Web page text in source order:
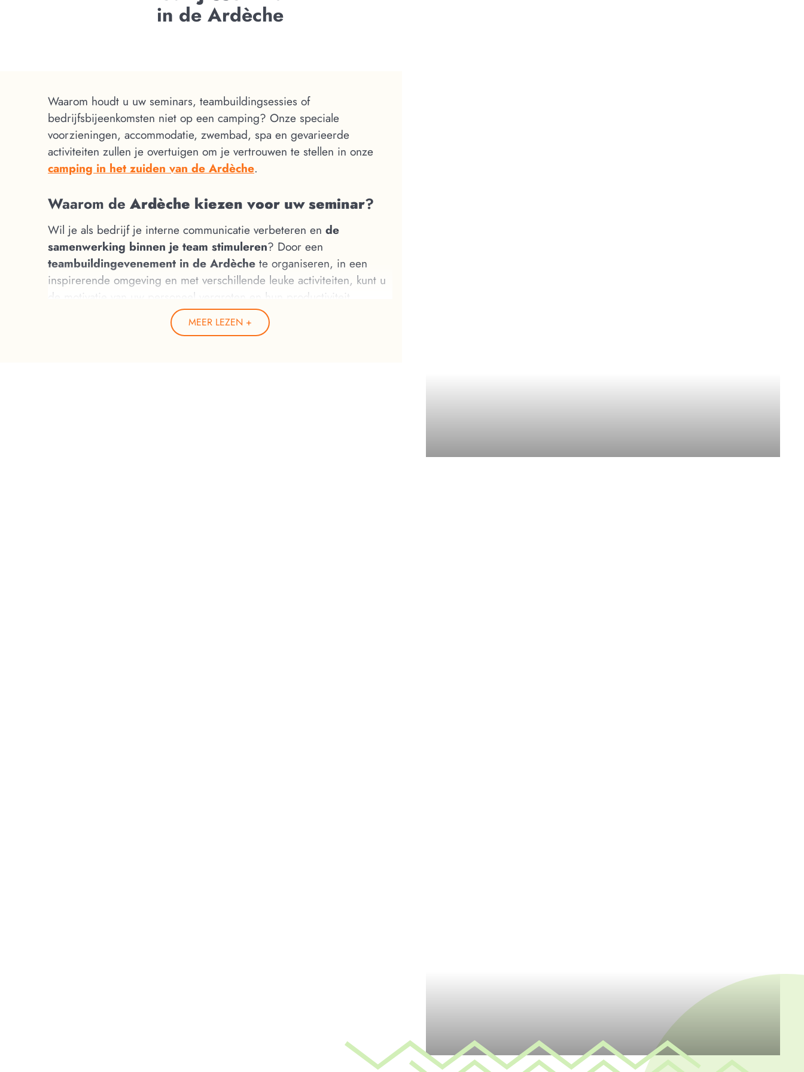
in de Ardèche
Waarom houdt u uw seminars, teambuildingsessies of
bedrijfsbijeenkomsten niet op een camping? Onze speciale
voorzieningen, accommodatie, zwembad, spa en gevarieerde
activiteiten zullen je overtuigen om je vertrouwen te stellen in onze
camping in het zuiden van de Ardèche.
Waarom de Ardèche kiezen voor uw seminar?
MEER LEZEN
Wil je als bedrijf je interne communicatie verbeteren en de
samenwerking binnen je team stimuleren? Door een
teambuildingevenement in de Ardèche te organiseren, in een
inspirerende omgeving en met verschillende leuke activiteiten, kunt u
de motivatie van uw personeel vergroten en hun productiviteit
De camping Ranc Davaine stelt zijn eersteklas voorzieningen tot uw